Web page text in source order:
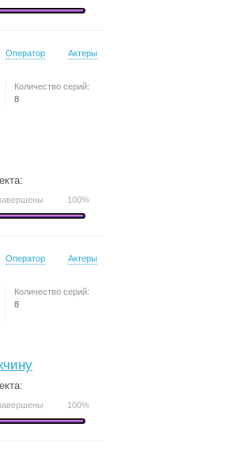
Оператор Актеры
Количество серий:
8
100%
Оператор Актеры
Количество серий:
8
100%